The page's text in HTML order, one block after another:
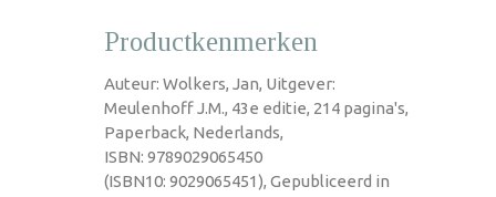
Productkenmerken
Auteur: Wolkers, Jan, Uitgever:
Meulenhoff J.M., 43e editie, 214 pagina's,
Paperback, Nederlands,
ISBN: 9789029065450
(ISBN10: 9029065451), Gepubliceerd in